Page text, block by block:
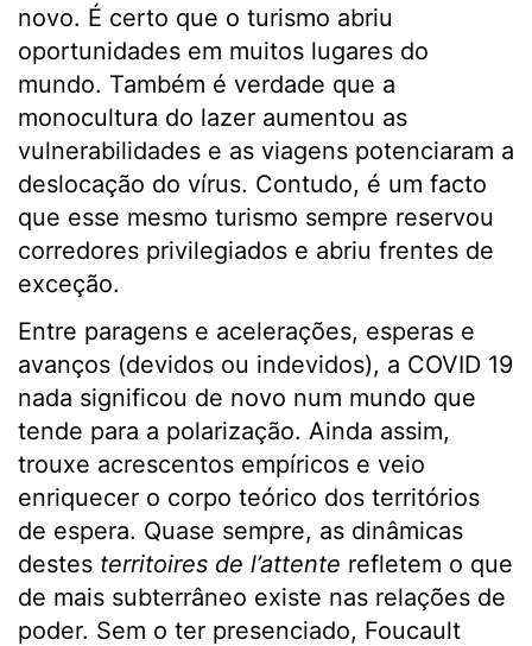
novo. É certo que o turismo abriu
oportunidades em muitos lugares do
mundo. Também é verdade que a
monocultura do lazer aumentou as
vulnerabilidades e as viagens potenciaram a
deslocação do vírus. Contudo, é um facto
que esse mesmo turismo sempre reservou
corredores privilegiados e abriu frentes de
exceção.
Entre paragens e acelerações, esperas e
avanços (devidos ou indevidos), a COVID 19
nada significou de novo num mundo que
tende para a polarização. Ainda assim,
trouxe acrescentos empíricos e veio
enriquecer o corpo teórico dos territórios
de espera. Quase sempre, as dinâmicas
destes territoires de l’attente refletem o que
de mais subterrâneo existe nas relações de
poder. Sem o ter presenciado, Foucault